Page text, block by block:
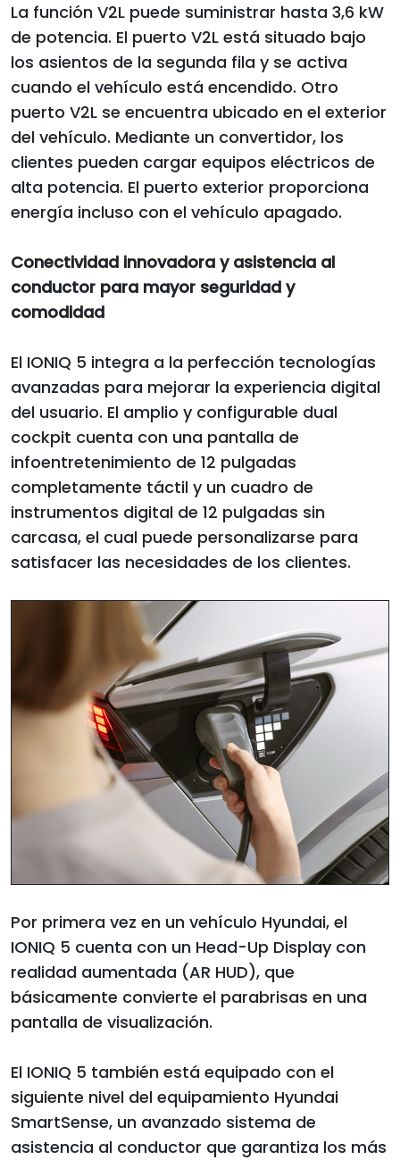
La función V2L puede suministrar hasta 3,6 kW
de potencia. El puerto V2L está situado bajo
los asientos de la segunda fila y se activa
cuando el vehículo está encendido. Otro
puerto V2L se encuentra ubicado en el exterior
del vehículo. Mediante un convertidor, los
clientes pueden cargar equipos eléctricos de
alta potencia. El puerto exterior proporciona
energía incluso con el vehículo apagado.
Conectividad innovadora y asistencia al
conductor para mayor seguridad y
comodidad
El IONIQ 5 integra a la perfección tecnologías
avanzadas para mejorar la experiencia digital
del usuario. El amplio y configurable dual
cockpit cuenta con una pantalla de
infoentretenimiento de 12 pulgadas
completamente táctil y un cuadro de
instrumentos digital de 12 pulgadas sin
carcasa, el cual puede personalizarse para
satisfacer las necesidades de los clientes.
Por primera vez en un vehículo Hyundai, el
IONIQ 5 cuenta con un Head-Up Display con
realidad aumentada (AR HUD), que
básicamente convierte el parabrisas en una
pantalla de visualización.
El IONIQ 5 también está equipado con el
siguiente nivel del equipamiento Hyundai
SmartSense, un avanzado sistema de
asistencia al conductor que garantiza los más